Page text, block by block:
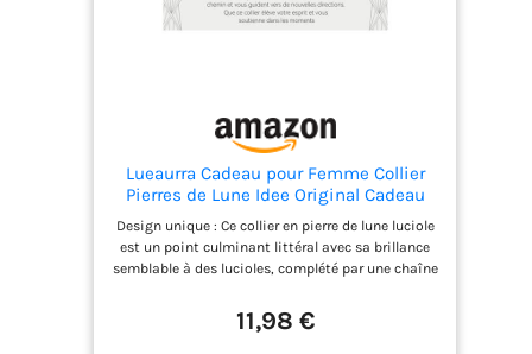
Lueaurra Cadeau pour Femme Collier
Pierres de Lune Idee Original Cadeau
Ado Fille Cadeaux Noel Femme
Anniversaire Collier pour Fille Maman
Sœur Amie
Design unique : Ce collier en pierre de lune luciole
est un point culminant littéral avec sa brillance
semblable à des lucioles, complété par une chaîne
quotidien ou pour des occasions spéciales, cela
ajoutera une touche de charme unique à votre
11,98 €